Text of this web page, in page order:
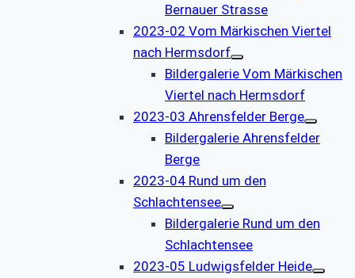
Bernauer Strasse
2023-02 Vom Märkischen Viertel
nach Hermsdorf
Bildergalerie Vom Märkischen
Viertel nach Hermsdorf
2023-03 Ahrensfelder Berge
Bildergalerie Ahrensfelder
Berge
2023-04 Rund um den
Schlachtensee
Bildergalerie Rund um den
Schlachtensee
2023-05 Ludwigsfelder Heide